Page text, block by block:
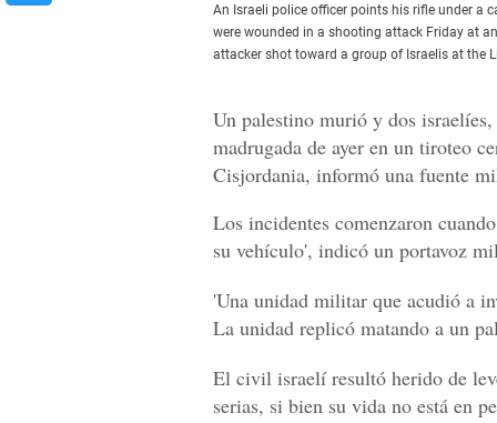
An Israeli police officer points his rifle under a
were wounded in a shooting attack Friday at
attacker shot toward a group of Israelis at the
Un palestino murió y dos
madrugada de ayer en un tiroteo
Cisjordania, informó una fuente
Los incidentes comenzaron
su vehículo', indicó un portavoz
'Una unidad militar que acudió a
La unidad replicó matando a un
El civil israelí resultó herido de
serias, si bien su vida no está en